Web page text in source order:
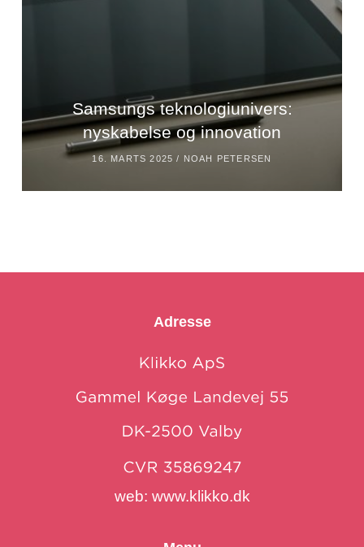
Samsungs teknologiunivers:
nyskabelse og innovation
16. MARTS 2025 / NOAH PETERSEN
Adresse
web: www.klikko.dk